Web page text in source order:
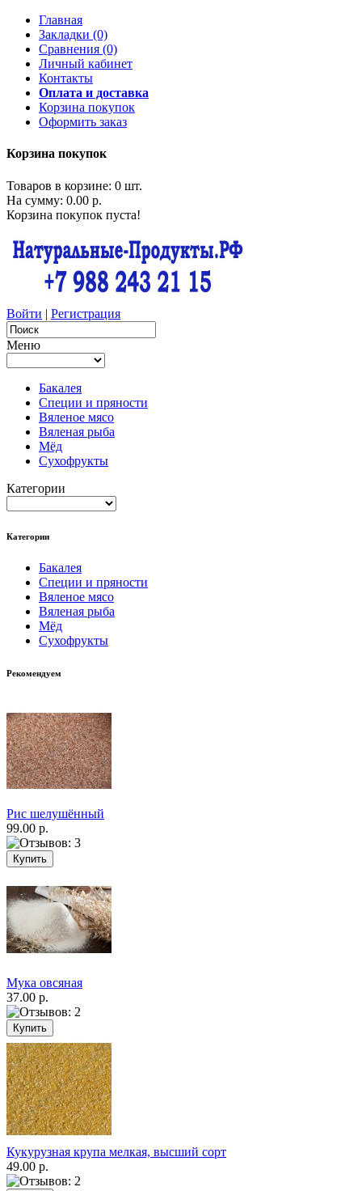
Главная
Закладки (0)
Сравнения (0)
Личный кабинет
Контакты
Оплата и доставка
Корзина покупок
Оформить заказ
Корзина покупок
Товаров в корзине: 0 шт.
На сумму: 0.00 р.
Корзина покупок пуста!
Войти | Регистрация
Меню
Бакалея
Специи и пряности
Вяленое мясо
Вяленая рыба
Мёд
Сухофрукты
Категории
Категории
Бакалея
Специи и пряности
Вяленое мясо
Вяленая рыба
Мёд
Сухофрукты
Рекомендуем
Рис шелушённый
99.00 р.
Мука овсяная
37.00 р.
Кукурузная крупа мелкая, высший сорт
49.00 р.